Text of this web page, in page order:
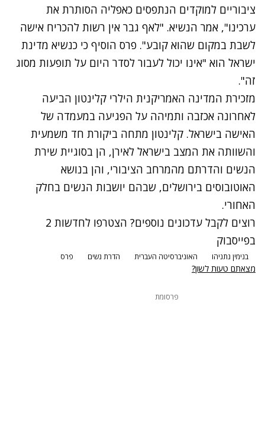
ציבוריים למוקדים הנתפסים כאפליה הסותרת את
ערכינו", אמר הנשיא. "לאף גבר אין רשות להכריח אישה
לשבת במקום שהוא קובע". פרס הוסיף כי כנשיא מדינת
ישראל הוא "אינו יכול לעבור לסדר היום על תופעות מסוג
זה".
מזכירת המדינה האמריקנית הילרי קלינטון הביעה
לאחרונה אכזבה ותמיהה על הפגיעה במעמדה של
האישה בישראל. קלינטון מתחה ביקורת חד משמעית
והשוותה את המצב בישראל לאירן, הן בסוגיית שירת
הנשים והדרתם מהמרחב הציבורי, והן בנושא
האוטובוסים בירושלים, שבהם יושבות הנשים בחלק
האחורי.
רוצים לקבל עדכונים נוספים? הצטרפו לחדשות 2
בפייסבוק
בנימין נתניהו האוניברסיטה העברית הדרת נשים פרס
מצאתם טעות לשון?
פרסומת